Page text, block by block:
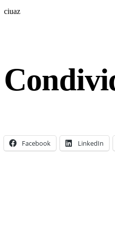
ciuaz
Facebook LinkedIn